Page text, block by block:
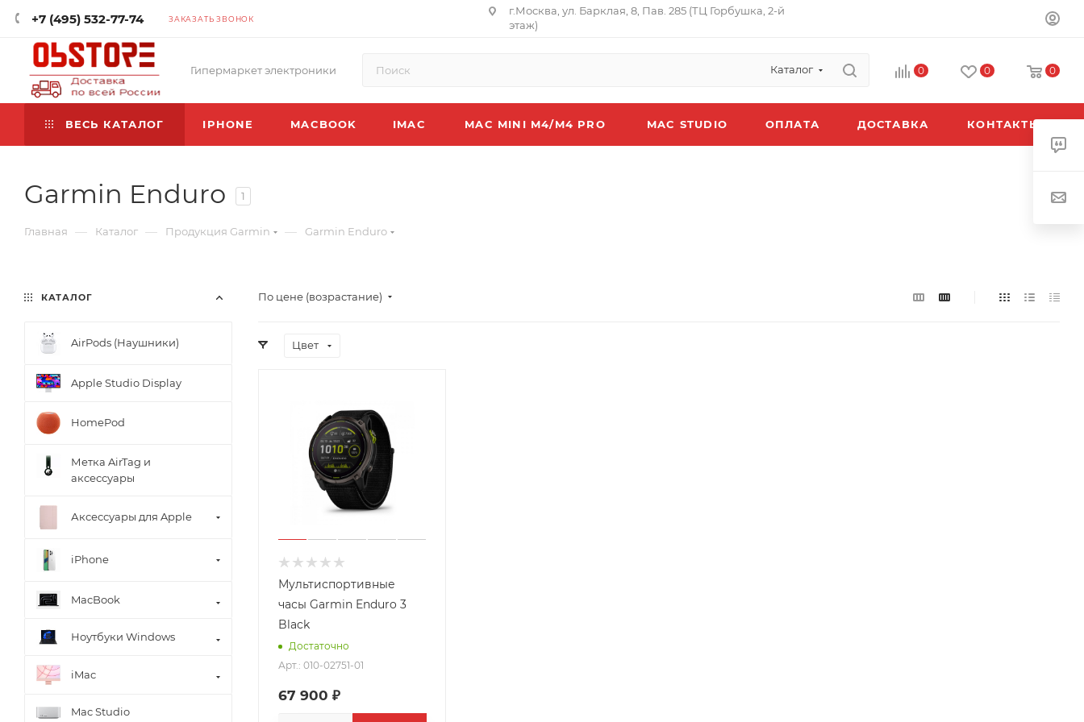
+7 (495) 532-77-74 ЗАКАЗАТЬ ЗВОНОК
г.Москва, ул. Барклая, 8, Пав. 285 (ТЦ Горбушка, 2-й
этаж)
Гипермаркет электроники Каталог 0 0 0
ВЕСЬ КАТАЛОГ IPHONE MACBOOK IMAC MAC MINI M4/M4 PRO MAC STUDIO ОПЛАТА ДОСТАВКА КОНТАКТЫ
Garmin Endurо 1
Главная — Каталог — Продукция Garmin — Garmin Endurо
По цене (возрастание)
Цвет
Мультиспортивные
часы Garmin Enduro 3
Black
Достаточно
Арт.: 010-02751-01
67 900 ₽
КАТАЛОГ
AirPods (Наушники)
Apple Studio Display
HomePod
Метка AirTag и
аксессуары
Аксессуары для Apple
iPhone
MacBook
Ноутбуки Windows
iMac
Mac Studio